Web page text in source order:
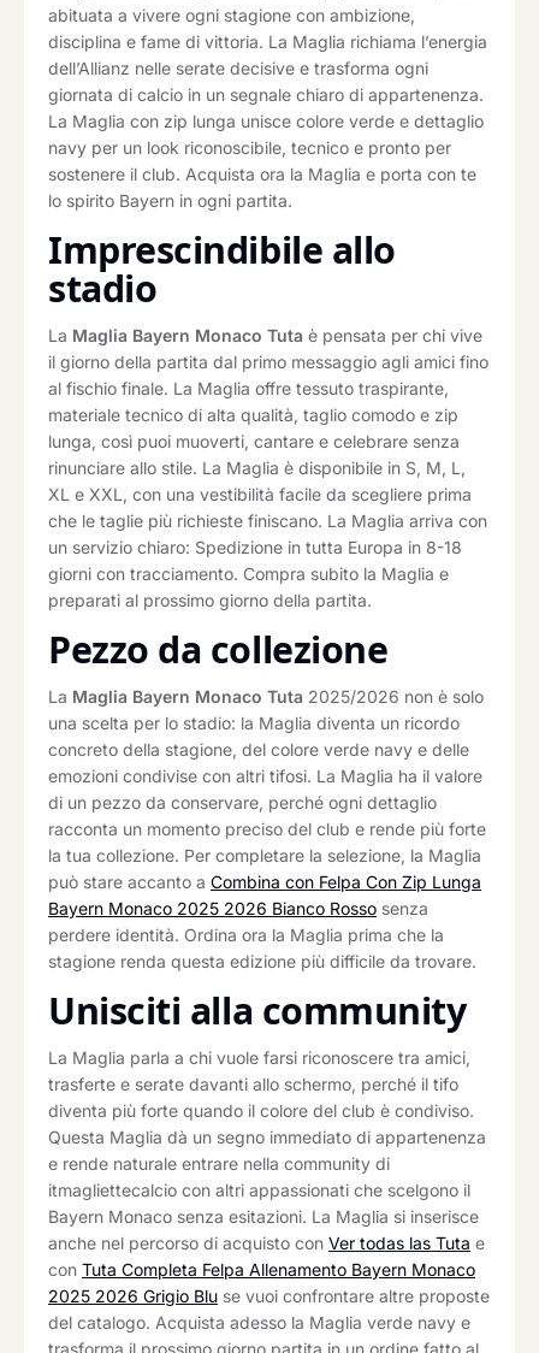
abituata a vivere ogni stagione con ambizione,
disciplina e fame di vittoria. La Maglia richiama l’energia
dell’Allianz nelle serate decisive e trasforma ogni
giornata di calcio in un segnale chiaro di appartenenza.
La Maglia con zip lunga unisce colore verde e dettaglio
navy per un look riconoscibile, tecnico e pronto per
sostenere il club. Acquista ora la Maglia e porta con te
lo spirito Bayern in ogni partita.
Imprescindibile allo
stadio
La Maglia Bayern Monaco Tuta è pensata per chi vive
il giorno della partita dal primo messaggio agli amici fino
al fischio finale. La Maglia offre tessuto traspirante,
materiale tecnico di alta qualità, taglio comodo e zip
lunga, così puoi muoverti, cantare e celebrare senza
rinunciare allo stile. La Maglia è disponibile in S, M, L,
XL e XXL, con una vestibilità facile da scegliere prima
che le taglie più richieste finiscano. La Maglia arriva con
un servizio chiaro: Spedizione in tutta Europa in 8-18
giorni con tracciamento. Compra subito la Maglia e
preparati al prossimo giorno della partita.
Pezzo da collezione
La Maglia Bayern Monaco Tuta 2025/2026 non è solo
una scelta per lo stadio: la Maglia diventa un ricordo
concreto della stagione, del colore verde navy e delle
emozioni condivise con altri tifosi. La Maglia ha il valore
di un pezzo da conservare, perché ogni dettaglio
racconta un momento preciso del club e rende più forte
la tua collezione. Per completare la selezione, la Maglia
può stare accanto a Combina con Felpa Con Zip Lunga
Bayern Monaco 2025 2026 Bianco Rosso senza
perdere identità. Ordina ora la Maglia prima che la
stagione renda questa edizione più difficile da trovare.
Unisciti alla community
La Maglia parla a chi vuole farsi riconoscere tra amici,
trasferte e serate davanti allo schermo, perché il tifo
diventa più forte quando il colore del club è condiviso.
Questa Maglia dà un segno immediato di appartenenza
e rende naturale entrare nella community di
itmagliettecalcio con altri appassionati che scelgono il
Bayern Monaco senza esitazioni. La Maglia si inserisce
anche nel percorso di acquisto con Ver todas las Tuta e
con Tuta Completa Felpa Allenamento Bayern Monaco
2025 2026 Grigio Blu se vuoi confrontare altre proposte
del catalogo. Acquista adesso la Maglia verde navy e